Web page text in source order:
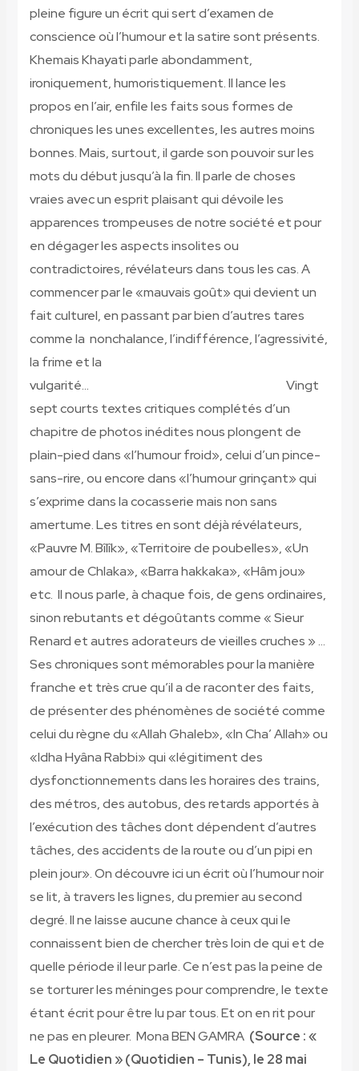
pleine figure un écrit qui sert d’examen de
conscience où l’humour et la satire sont présents.
Khemais Khayati parle abondamment,
ironiquement, humoristiquement. Il lance les
propos en l’air, enfile les faits sous formes de
chroniques les unes excellentes, les autres moins
bonnes. Mais, surtout, il garde son pouvoir sur les
mots du début jusqu’à la fin. Il parle de choses
vraies avec un esprit plaisant qui dévoile les
apparences trompeuses de notre société et pour
en dégager les aspects insolites ou
contradictoires, révélateurs dans tous les cas. A
commencer par le «mauvais goût» qui devient un
fait culturel, en passant par bien d’autres tares
comme la nonchalance, l’indifférence, l’agressivité,
la frime et la
vulgarité… Vingt
sept courts textes critiques complétés d’un
chapitre de photos inédites nous plongent de
plain-pied dans «l’humour froid», celui d’un pince-
sans-rire, ou encore dans «l’humour grinçant» qui
s’exprime dans la cocasserie mais non sans
amertume. Les titres en sont déjà révélateurs,
«Pauvre M. Bîlîk», «Territoire de poubelles», «Un
amour de Chlaka», «Barra hakkaka», «Hâm jou»
etc. Il nous parle, à chaque fois, de gens ordinaires,
sinon rebutants et dégoûtants comme « Sieur
Renard et autres adorateurs de vieilles cruches » …
Ses chroniques sont mémorables pour la manière
franche et très crue qu’il a de raconter des faits,
de présenter des phénomènes de société comme
celui du règne du «Allah Ghaleb», «In Cha’ Allah» ou
«Idha Hyâna Rabbi» qui «légitiment des
dysfonctionnements dans les horaires des trains,
des métros, des autobus, des retards apportés à
l’exécution des tâches dont dépendent d’autres
tâches, des accidents de la route ou d’un pipi en
plein jour». On découvre ici un écrit où l’humour noir
se lit, à travers les lignes, du premier au second
degré. Il ne laisse aucune chance à ceux qui le
connaissent bien de chercher très loin de qui et de
quelle période il leur parle. Ce n’est pas la peine de
se torturer les méninges pour comprendre, le texte
étant écrit pour être lu par tous. Et on en rit pour
ne pas en pleurer. Mona BEN GAMRA (Source : «
Le Quotidien » (Quotidien – Tunis), le 28 mai